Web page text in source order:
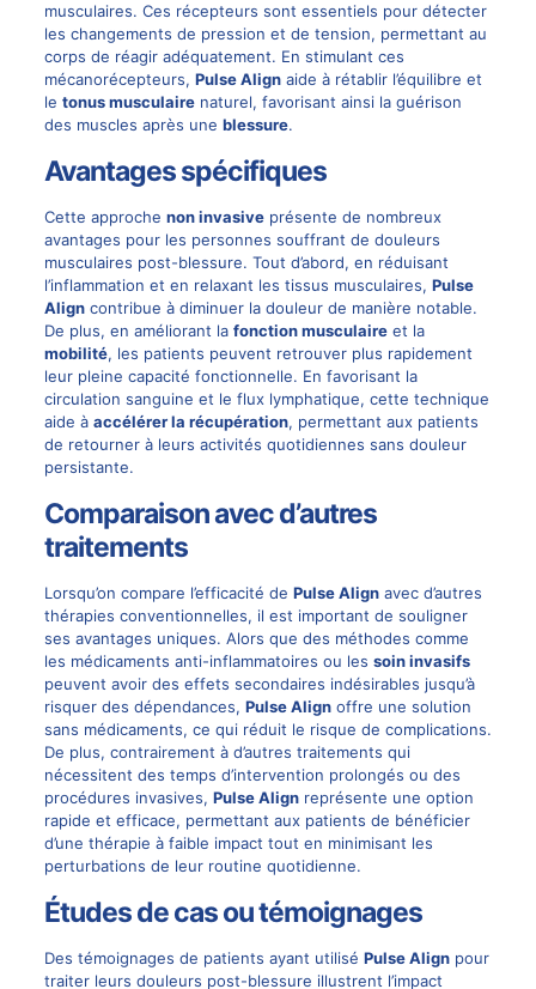
musculaires. Ces récepteurs sont essentiels pour détecter
les changements de pression et de tension, permettant au
corps de réagir adéquatement. En stimulant ces
mécanorécepteurs, Pulse Alignaide à rétablir l’équilibre et
le tonus musculairenaturel, favorisant ainsi la guérison
des muscles après une blessure.
Avantages spécifiques
Cette approche non invasiveprésente de nombreux
avantages pour les personnes souffrant de douleurs
musculaires post-blessure. Tout d’abord, en réduisant
l’inflammation et en relaxant les tissus musculaires, Pulse
Aligncontribue à diminuer la douleur de manière notable.
De plus, en améliorant la fonction musculaireet la
mobilité, les patients peuvent retrouver plus rapidement
leur pleine capacité fonctionnelle. En favorisant la
circulation sanguine et le flux lymphatique, cette technique
aide à accélérer la récupération, permettant aux patients
de retourner à leurs activités quotidiennes sans douleur
persistante.
Comparaison avec d’autres
traitements
Lorsqu’on compare l’efficacité de Pulse Alignavec d’autres
thérapies conventionnelles, il est important de souligner
ses avantages uniques. Alors que des méthodes comme
les médicaments anti-inflammatoires ou les soin invasifs
peuvent avoir des effets secondaires indésirables jusqu’à
risquer des dépendances, Pulse Alignoffre une solution
sans médicaments, ce qui réduit le risque de complications.
De plus, contrairement à d’autres traitements qui
nécessitent des temps d’intervention prolongés ou des
procédures invasives, Pulse Alignreprésente une option
rapide et efficace, permettant aux patients de bénéficier
d’une thérapie à faible impact tout en minimisant les
perturbations de leur routine quotidienne.
Études de cas ou témoignages
Des témoignages de patients ayant utilisé Pulse Alignpour
traiter leurs douleurs post-blessure illustrent l’impact